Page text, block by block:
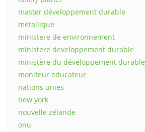
master développement durable
métallique
ministere de environnement
ministere developpement durable
ministère du développement durable
moniteur educateur
nations unies
new york
nouvelle zélande
onu